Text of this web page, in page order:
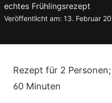
echtes Frühlingsrezept
Veröffentlicht am: 13. Februar
Rezept für 2
60 Minuten